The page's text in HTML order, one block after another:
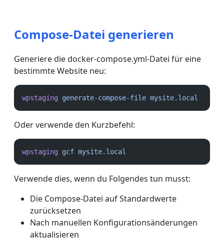
Compose-Datei generieren
Generiere die docker-compose.yml-Datei für eine
bestimmte Website neu:
wpstaging generate-compose-file mysite.local
Oder verwende den Kurzbefehl:
wpstaging gcf mysite.local
Verwende dies, wenn du Folgendes tun musst:
Die Compose-Datei auf Standardwerte
zurücksetzen
Nach manuellen Konfigurationsänderungen
aktualisieren